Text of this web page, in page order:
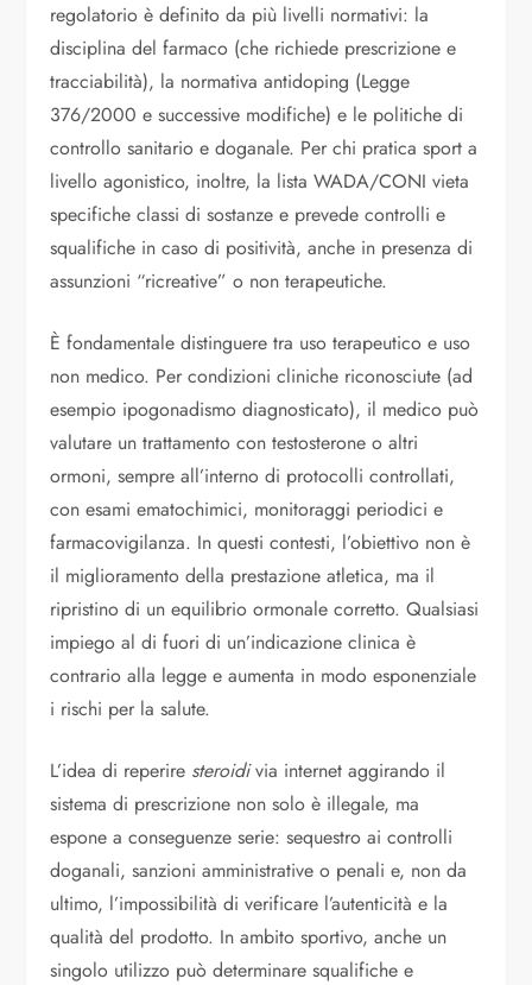
regolatorio è definito da più livelli normativi: la
disciplina del farmaco (che richiede prescrizione e
tracciabilità), la normativa antidoping (Legge
376/2000 e successive modifiche) e le politiche di
controllo sanitario e doganale. Per chi pratica sport a
livello agonistico, inoltre, la lista WADA/CONI vieta
specifiche classi di sostanze e prevede controlli e
squalifiche in caso di positività, anche in presenza di
assunzioni “ricreative” o non terapeutiche.
È fondamentale distinguere tra uso terapeutico e uso
non medico. Per condizioni cliniche riconosciute (ad
esempio ipogonadismo diagnosticato), il medico può
valutare un trattamento con testosterone o altri
ormoni, sempre all’interno di protocolli controllati,
con esami ematochimici, monitoraggi periodici e
farmacovigilanza. In questi contesti, l’obiettivo non è
il miglioramento della prestazione atletica, ma il
ripristino di un equilibrio ormonale corretto. Qualsiasi
impiego al di fuori di un’indicazione clinica è
contrario alla legge e aumenta in modo esponenziale
i rischi per la salute.
L’idea di reperire steroidivia internet aggirando il
sistema di prescrizione non solo è illegale, ma
espone a conseguenze serie: sequestro ai controlli
doganali, sanzioni amministrative o penali e, non da
ultimo, l’impossibilità di verificare l’autenticità e la
qualità del prodotto. In ambito sportivo, anche un
singolo utilizzo può determinare squalifiche e